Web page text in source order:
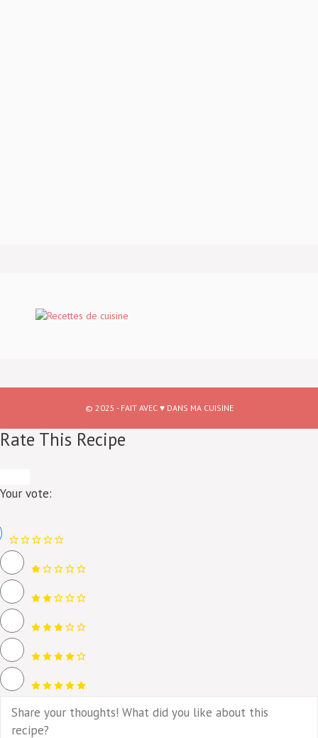
© 2025 - FAIT AVEC ♥ DANS MA CUISINE
Rate This Recipe
Your vote: